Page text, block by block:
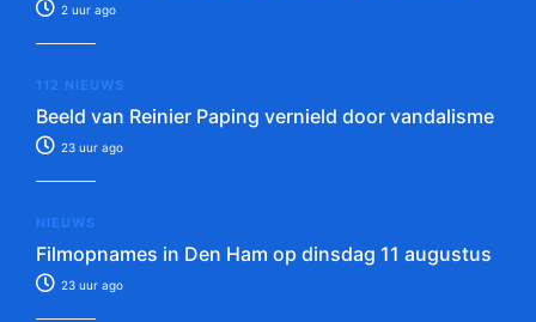
2 uur ago
112 NIEUWS
Beeld van Reinier Paping vernield door vandalisme
23 uur ago
NIEUWS
Filmopnames in Den Ham op dinsdag 11 augustus
23 uur ago